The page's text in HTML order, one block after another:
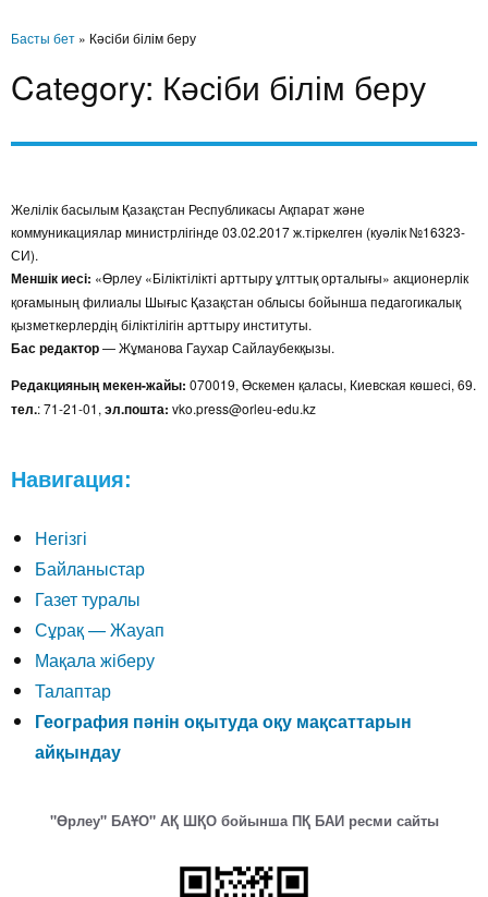
Басты бет » Кәсіби білім беру
Category: Кәсіби білім беру
Желілік басылым Қазақстан Республикасы Ақпарат және
коммуникациялар министрлігінде 03.02.2017 ж.тіркелген (куәлік №16323-
СИ).
Меншік иесі: «Өрлеу «Біліктілікті арттыру ұлттық орталығы» акционерлік
қоғамының филиалы Шығыс Қазақстан облысы бойынша педагогикалық
қызметкерлердің біліктілігін арттыру институты.
Бас редактор— Жұманова Гаухар Сайлаубекқызы.
Редакцияның мекен-жайы: 070019, Өскемен қаласы, Киевская көшесі, 69.
тел.: 71-21-01,эл.пошта: vko.press@orleu-edu.kz
Навигация:
Негізгі
Байланыстар
Газет туралы
Сұрақ — Жауап
Мақала жіберу
Талаптар
География пәнін оқытуда оқу мақсаттарын
айқындау
"Өрлеу" БАҰО" АҚ ШҚО бойынша ПҚ БАИ ресми сайты